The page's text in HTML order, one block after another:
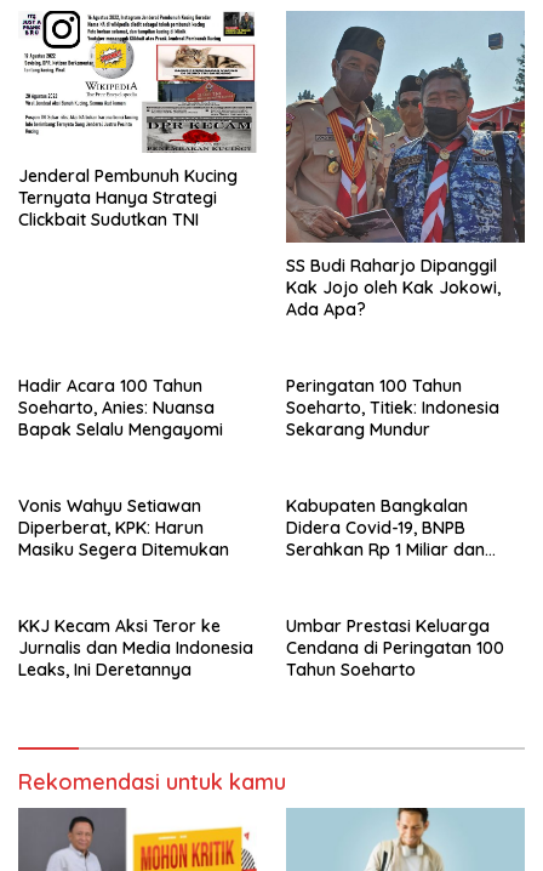
Jenderal Pembunuh Kucing
Ternyata Hanya Strategi
Clickbait Sudutkan TNI
SS Budi Raharjo Dipanggil
Kak Jojo oleh Kak Jokowi,
Ada Apa?
Hadir Acara 100 Tahun
Soeharto, Anies: Nuansa
Bapak Selalu Mengayomi
Peringatan 100 Tahun
Soeharto, Titiek: Indonesia
Sekarang Mundur
Vonis Wahyu Setiawan
Diperberat, KPK: Harun
Masiku Segera Ditemukan
Kabupaten Bangkalan
Didera Covid-19, BNPB
Serahkan Rp 1 Miliar dan
KKJ Kecam Aksi Teror ke
Jurnalis dan Media Indonesia
Leaks, Ini Deretannya
Umbar Prestasi Keluarga
Cendana di Peringatan 100
Tahun Soeharto
Rekomendasi untuk kamu